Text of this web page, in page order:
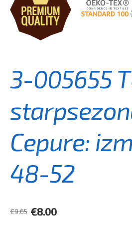
3-005655
Cepure:
48-52
€9.65 €8.00